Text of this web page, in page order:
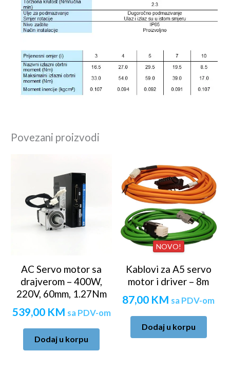
Povezani proizvodi
AC Servo motor sa
drajverom – 400W,
220V, 60mm, 1.27Nm
539,00 KM sa PDV-om
Dodaj u korpu
NOVO!
Kablovi za A5 servo
motor i driver – 8m
87,00 KM sa PDV-om
Dodaj u korpu